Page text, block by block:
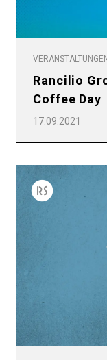
Rancilio
Coffee Day
17.09.2021